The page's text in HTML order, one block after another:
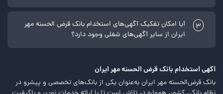
3
آیا امکان تفکیک آگهی‌های استخدام بانک قرض الحسنه مهر
ایران از سایر آگهی‌های شغلی وجود دارد؟
آگهی استخدام بانک قرض الحسنه مهر ایران
بانک قرض‌الحسنه مهر ایران به‌عنوان یکی از بانک‌های تخصصی و پیشرو در